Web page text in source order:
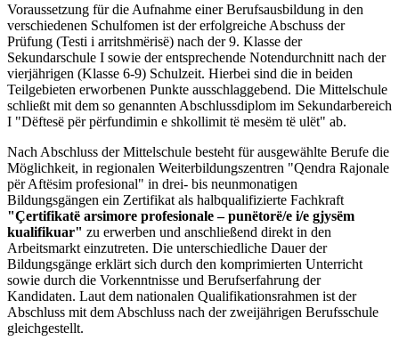
Voraussetzung für die Aufnahme einer Berufsausbildung in den
verschiedenen Schulfomen ist der erfolgreiche Abschuss der
Prüfung (Testi i arritshmërisë) nach der 9. Klasse der
Sekundarschule I sowie der entsprechende Notendurchnitt nach der
vierjährigen (Klasse 6-9) Schulzeit. Hierbei sind die in beiden
Teilgebieten erworbenen Punkte ausschlaggebend. Die Mittelschule
schließt mit dem so genannten Abschlussdiplom im Sekundarbereich
I "Dëftesë për përfundimin e shkollimit të mesëm të ulët" ab.
Nach Abschluss der Mittelschule besteht für ausgewählte Berufe die
Möglichkeit, in regionalen Weiterbildungszentren "Qendra Rajonale
për Aftësim profesional" in drei- bis neunmonatigen
Bildungsgängen ein Zertifikat als halbqualifizierte Fachkraft
"Çertifikatë arsimore profesionale – punëtorë/e i/e gjysëm
kualifikuar" zu erwerben und anschließend direkt in den
Arbeitsmarkt einzutreten. Die unterschiedliche Dauer der
Bildungsgänge erklärt sich durch den komprimierten Unterricht
sowie durch die Vorkenntnisse und Berufserfahrung der
Kandidaten. Laut dem nationalen Qualifikationsrahmen ist der
Abschluss mit dem Abschluss nach der zweijährigen Berufsschule
gleichgestellt.